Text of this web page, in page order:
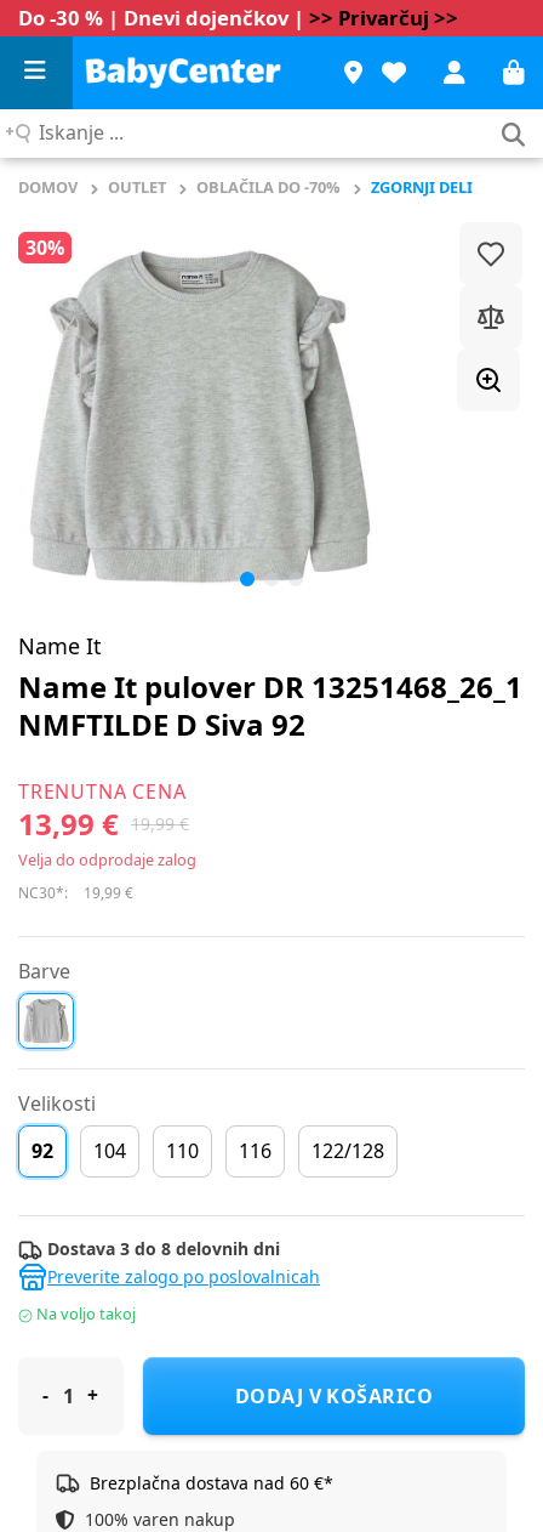
Do -30 % | Dnevi dojenčkov | >> Privarčuj >>
Iskanje
DOMOV OUTLET OBLAČILA DO -70% ZGORNJI DELI
30%
Name It
Name It pulover DR 13251468_26_1
NMFTILDE D Siva 92
TRENUTNA CENA
13,99 € 19,99 €
Velja do odprodaje zalog
NC30*: 19,99 €
Barve
Velikosti
92
104 110 116 122/128
Dostava 3 do 8 delovnih dni
Preverite zalogo po poslovalnicah
Na voljo takoj
Name It pulover DR 13251468_26_1 NMFTILDE D Siva 92
DODAJ V KOŠARICO
Brezplačna dostava nad 60 €*
100% varen nakup